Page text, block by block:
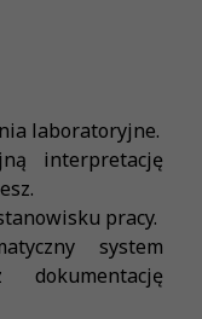
laboratoryjne.
interpretację
pracy.
system
dokumentację